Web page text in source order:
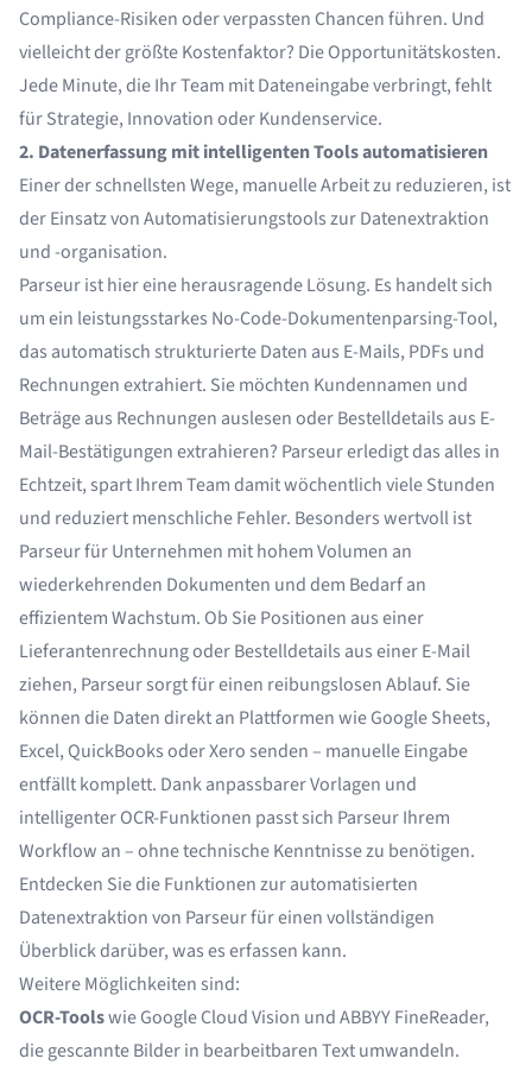
Compliance-Risiken oder verpassten Chancen führen. Und
vielleicht der größte Kostenfaktor? Die Opportunitätskosten.
Jede Minute, die Ihr Team mit Dateneingabe verbringt, fehlt
für Strategie, Innovation oder Kundenservice.
2. Datenerfassung mit intelligenten Tools automatisieren
Einer der schnellsten Wege, manuelle Arbeit zu reduzieren, ist
der Einsatz von Automatisierungstools zur Datenextraktion
und -organisation.
Parseurist hier eine herausragende Lösung. Es handelt sich
um ein leistungsstarkes No-Code-Dokumentenparsing-Tool,
das automatisch strukturierte Daten aus E-Mails, PDFs und
Rechnungen extrahiert. Sie möchten Kundennamen und
Beträge aus Rechnungen auslesen oder Bestelldetails aus E-
Mail-Bestätigungen extrahieren? Parseur erledigt das alles in
Echtzeit, spart Ihrem Team damit wöchentlich viele Stunden
und reduziert menschliche Fehler. Besonders wertvoll ist
Parseur für Unternehmen mit hohem Volumen an
wiederkehrenden Dokumenten und dem Bedarf an
effizientem Wachstum. Ob Sie Positionen aus einer
Lieferantenrechnung oder Bestelldetails aus einer E-Mail
ziehen, Parseur sorgt für einen reibungslosen Ablauf. Sie
können die Daten direkt an Plattformen wie Google Sheets,
Excel, QuickBooks oder Xero senden – manuelle Eingabe
entfällt komplett. Dank anpassbarer Vorlagen und
intelligenter OCR-Funktionen passt sich Parseur Ihrem
Workflow an – ohne technische Kenntnisse zu benötigen.
Entdecken Sie dieFunktionen zur automatisierten
Datenextraktionvon Parseur für einen vollständigen
Überblick darüber, was es erfassen kann.
Weitere Möglichkeiten sind:
OCR-Toolswie Google Cloud Vision und ABBYY FineReader,
die gescannte Bilder in bearbeitbaren Text umwandeln.